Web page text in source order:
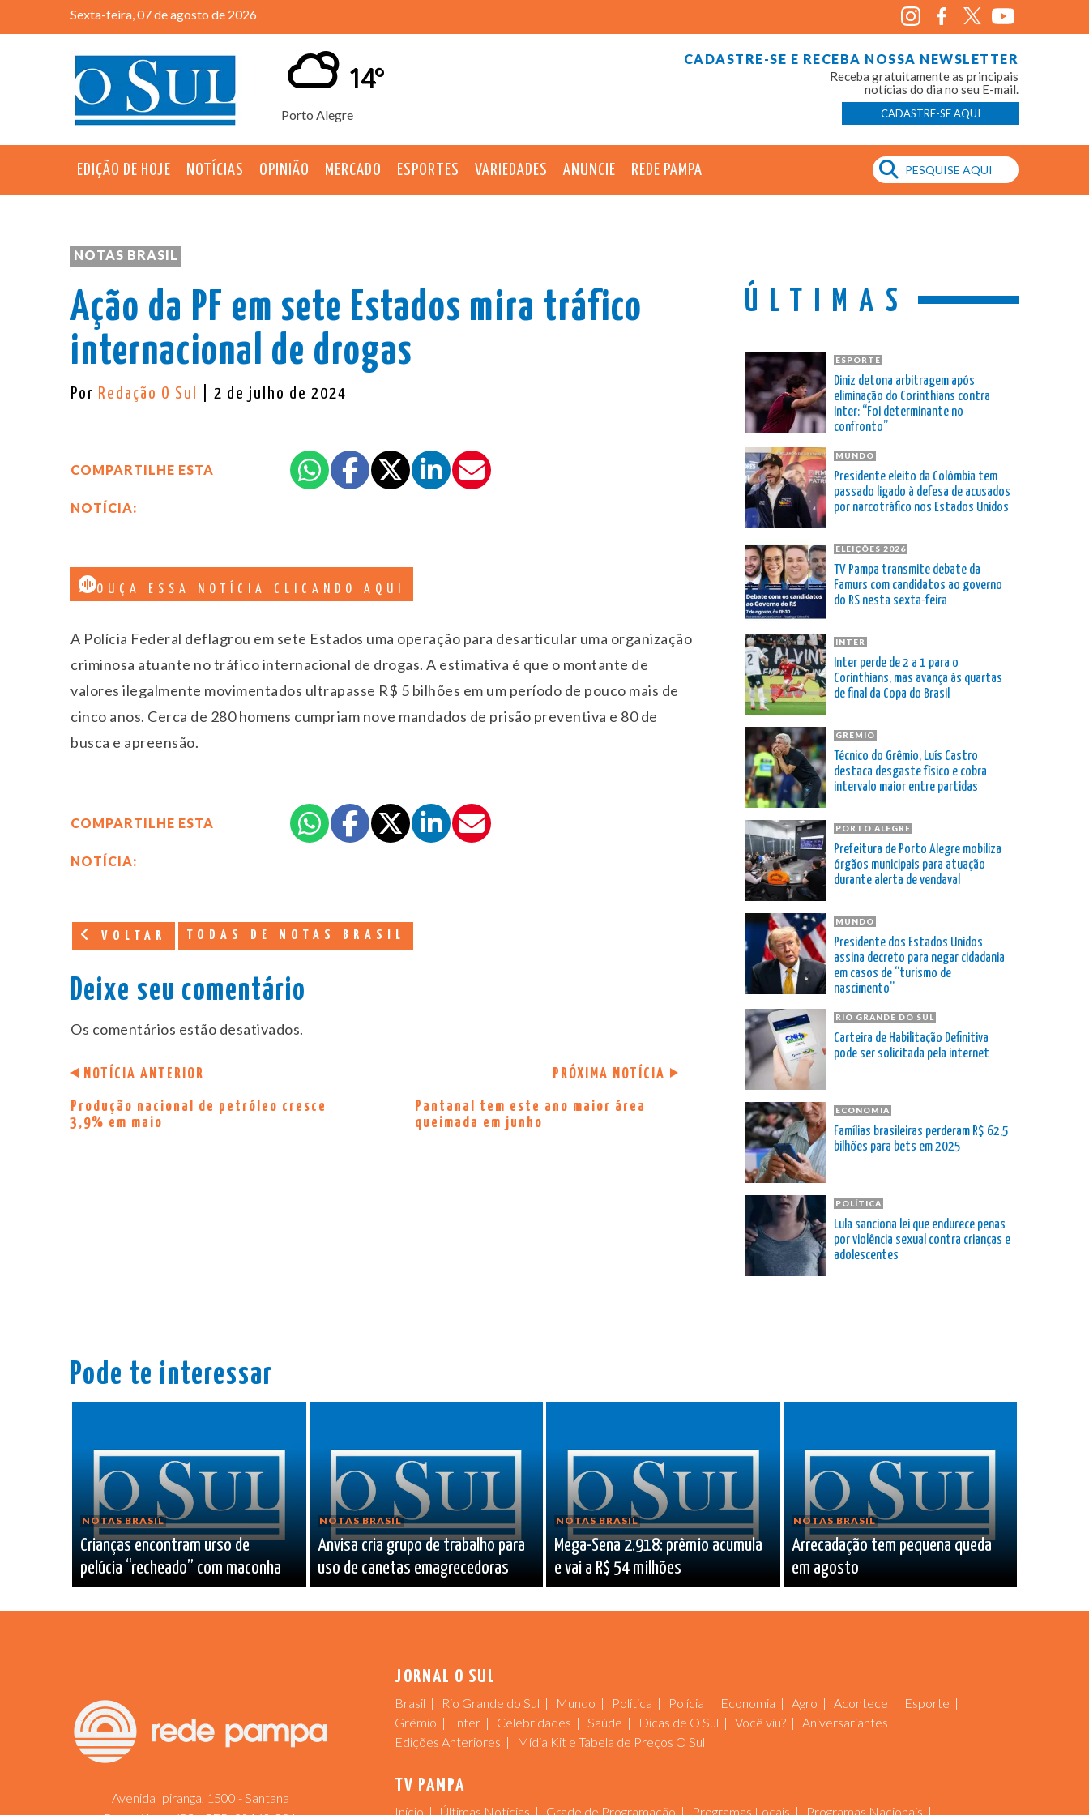
Sexta-feira, 07 de agosto de 2026
Porto Alegre
14°
CADASTRE-SE E RECEBA NOSSA NEWSLETTER
Receba gratuitamente as principais
notícias do dia no seu E-mail.
CADASTRE-SE AQUI
EDIÇÃO DE HOJE NOTÍCIAS OPINIÃO MERCADO ESPORTES VARIEDADES ANUNCIE REDE PAMPA
NOTAS BRASIL
Ação da PF em sete Estados mira tráfico
internacional de drogas
Por Redação O Sul | 2 de julho de 2024
COMPARTILHE ESTA
NOTÍCIA:
OUÇA ESSA NOTÍCIA CLICANDO AQUI
A Polícia Federal deflagrou em sete Estados uma operação para desarticular uma organização
criminosa atuante no tráfico internacional de drogas. A estimativa é que o montante de
valores ilegalmente movimentados ultrapasse R$ 5 bilhões em um período de pouco mais de
cinco anos. Cerca de 280 homens cumpriam nove mandados de prisão preventiva e 80 de
busca e apreensão.
COMPARTILHE ESTA
NOTÍCIA:
VOLTAR TODAS DE NOTAS BRASIL
Deixe seu comentário
Os comentários estão desativados.
NOTÍCIA ANTERIOR
Produção nacional de petróleo cresce
3,9% em maio
PRÓXIMA NOTÍCIA
Pantanal tem este ano maior área
queimada em junho
ÚLTIMAS
ESPORTE
Diniz detona arbitragem após
eliminação do Corinthians contra
Inter: “Foi determinante no
confronto”
MUNDO
Presidente eleito da Colômbia tem
passado ligado à defesa de acusados
por narcotráfico nos Estados Unidos
ELEIÇÕES 2026
TV Pampa transmite debate da
Famurs com candidatos ao governo
do RS nesta sexta-feira
INTER
Inter perde de 2 a 1 para o
Corinthians, mas avança às quartas
de final da Copa do Brasil
GRÊMIO
Técnico do Grêmio, Luís Castro
destaca desgaste físico e cobra
intervalo maior entre partidas
PORTO ALEGRE
Prefeitura de Porto Alegre mobiliza
órgãos municipais para atuação
durante alerta de vendaval
MUNDO
Presidente dos Estados Unidos
assina decreto para negar cidadania
em casos de “turismo de
nascimento”
RIO GRANDE DO SUL
Carteira de Habilitação Definitiva
pode ser solicitada pela internet
ECONOMIA
Famílias brasileiras perderam R$ 62,5
bilhões para bets em 2025
POLÍTICA
Lula sanciona lei que endurece penas
por violência sexual contra crianças e
adolescentes
Pode te interessar
NOTAS BRASIL
Crianças encontram urso de
pelúcia “recheado” com maconha
NOTAS BRASIL
Anvisa cria grupo de trabalho para
uso de canetas emagrecedoras
NOTAS BRASIL
Mega-Sena 2.918: prêmio acumula
e vai a R$ 54 milhões
NOTAS BRASIL
Arrecadação tem pequena queda
em agosto
Avenida Ipiranga, 1500 - Santana
JORNAL O SUL
Brasil Rio Grande do Sul Mundo Política Polícia Economia Agro Acontece
Esporte
Grêmio
Inter Celebridades Saúde Dicas de O Sul Você viu?
Aniversariantes
Edições Anteriores
Mídia Kit e Tabela de Preços O Sul
TV PAMPA
Início Últimas Notícias Grade de Programação Programas Locais Programas Nacionais